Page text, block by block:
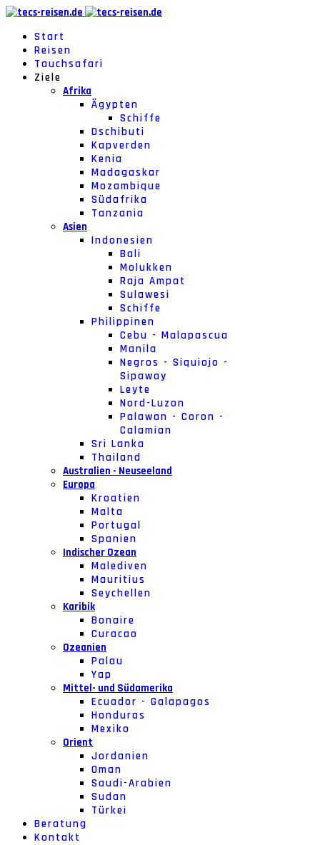
Start
Reisen
Tauchsafari
Ziele
Afrika
Ägypten
Schiffe
Dschibuti
Kapverden
Kenia
Madagaskar
Mozambique
Südafrika
Tanzania
Asien
Indonesien
Bali
Molukken
Raja Ampat
Sulawesi
Schiffe
Philippinen
Cebu - Malapascua
Manila
Negros - Siquiojo -
Sipaway
Leyte
Nord-Luzon
Palawan - Coron -
Calamian
Sri Lanka
Thailand
Australien - Neuseeland
Europa
Kroatien
Malta
Portugal
Spanien
Indischer Ozean
Malediven
Mauritius
Seychellen
Karibik
Bonaire
Curacao
Ozeanien
Palau
Yap
Mittel- und Südamerika
Ecuador - Galapagos
Honduras
Mexiko
Orient
Jordanien
Oman
Saudi-Arabien
Sudan
Türkei
Beratung
Kontakt